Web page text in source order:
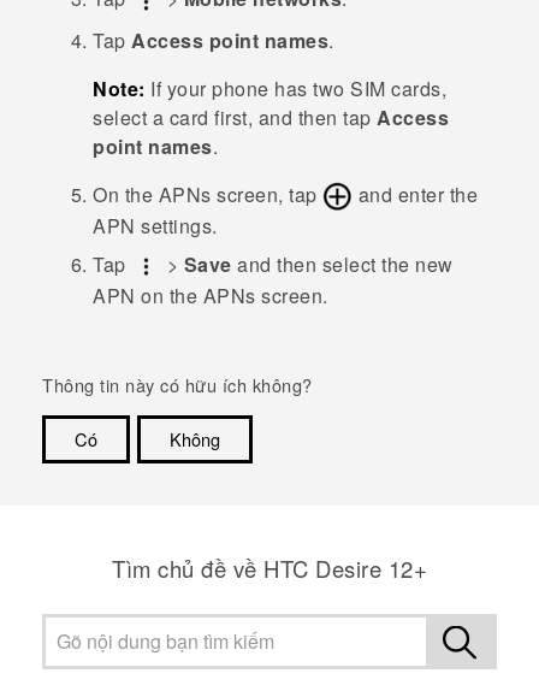
Tap Access point names.
Note: If your phone has two SIM cards,
select a card first, and then tap Access
point names.
On the APNs screen, tap
and enter the
APN settings.
Tap
> Save and then select the new
APN on the APNs screen.
Thông tin này có hữu ích không?
Có
Không
Tìm chủ đề về HTC Desire 12+